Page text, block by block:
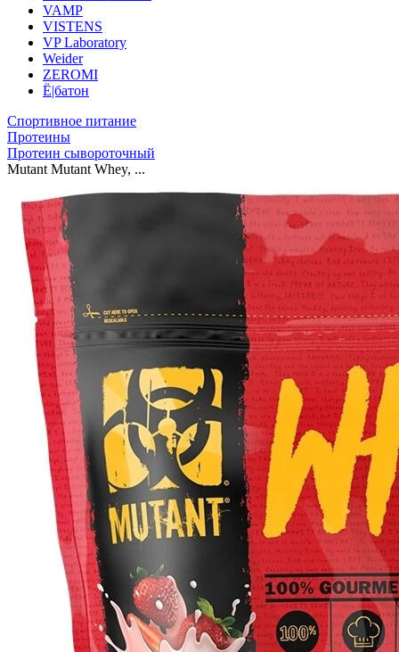
VAMP
VISTENS
VP Laboratory
Weider
ZEROMI
Ё|батон
Спортивное питание
Протеины
Протеин сывороточный
Mutant Mutant Whey, ...